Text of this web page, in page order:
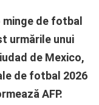
de fotbal
urmările unui
de Mexico,
de fotbal 2026
AFP.